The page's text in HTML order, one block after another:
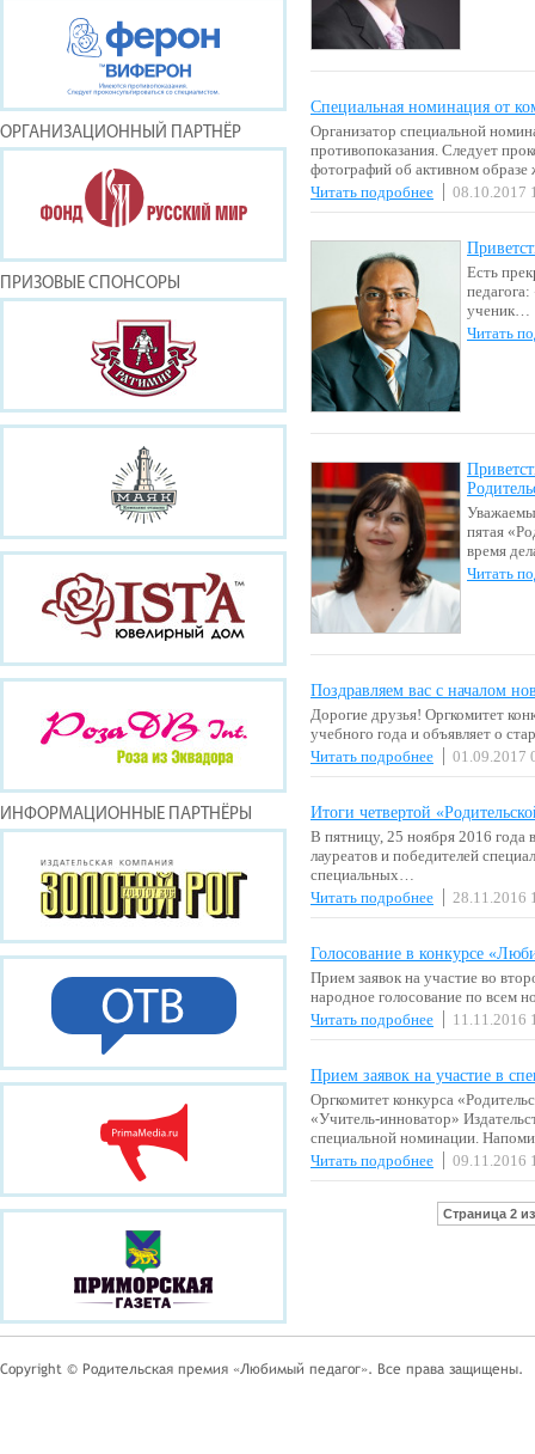
ОРГАНИЗАЦИОННЫЙ ПАРТНЁР
ПРИЗОВЫЕ СПОНСОРЫ
ИНФОРМАЦИОННЫЕ ПАРТНЁРЫ
Специальная номинация от
Организатор специальной
противопоказания. Следует
фотографий об активном
Читать подробнее
08.10.2017
Есть
ученик…
Читать
пятая
время
Читать
Поздравляем вас с началом
Дорогие друзья! Оргкомитет
учебного года и объявляет о
Читать подробнее
01.09.2017
Итоги четвертой
В пятницу, 25 ноября 2016 года
лауреатов и победителей
специальных…
Читать подробнее
28.11.2016
Голосование в конкурсе
Прием заявок на участие во
народное голосование по всем
Читать подробнее
11.11.2016
Прием заявок на участие в
Оргкомитет конкурса
«Учитель-инноватор»
специальной номинации.
Читать подробнее
09.11.2016
Страница 2
Copyright © Родительская премия «Любимый педагог». Все права защищены.